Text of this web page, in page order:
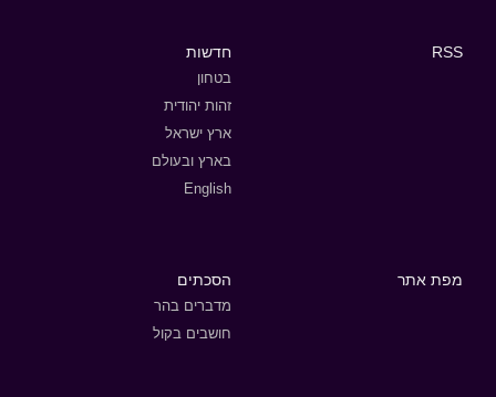
RSS חדשות
בטחון
זהות יהודית
ארץ ישראל
בארץ ובעולם
English
מפת אתר הסכתים
מדברים בהר
חושבים בקול